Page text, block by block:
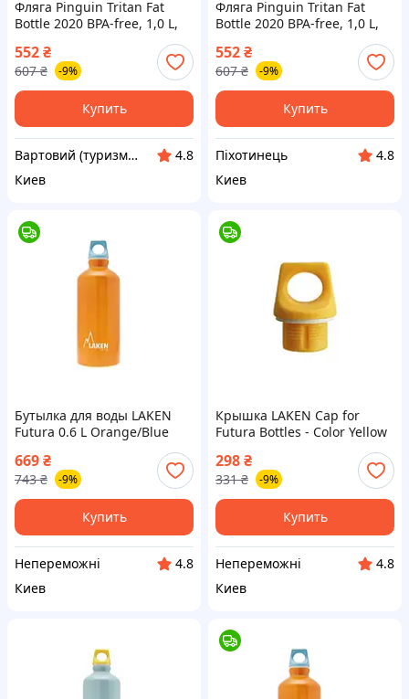
Фляга Pinguin Tritan Fat
Bottle 2020 BPA-free, 1,0 L,
552₴
607 ₴ -9%
Купить
Вартовий (туризм, охота и кемпинг)
4.8
Киев
Фляга Pinguin Tritan Fat
Bottle 2020 BPA-free, 1,0 L,
552₴
607 ₴ -9%
Купить
Піхотинець
4.8
Киев
Бутылка для воды LAKEN
Futura 0.6 L Orange/Blue
669₴
743 ₴ -9%
Купить
Непереможні
4.8
Киев
Крышка LAKEN Cap for
Futura Bottles - Color Yellow
298₴
331 ₴ -9%
Купить
Непереможні
4.8
Киев